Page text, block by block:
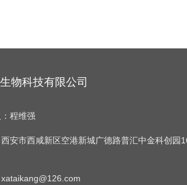
物科技有限公司
程维强
安市西咸新区空港新城广德路普汇中金科创园